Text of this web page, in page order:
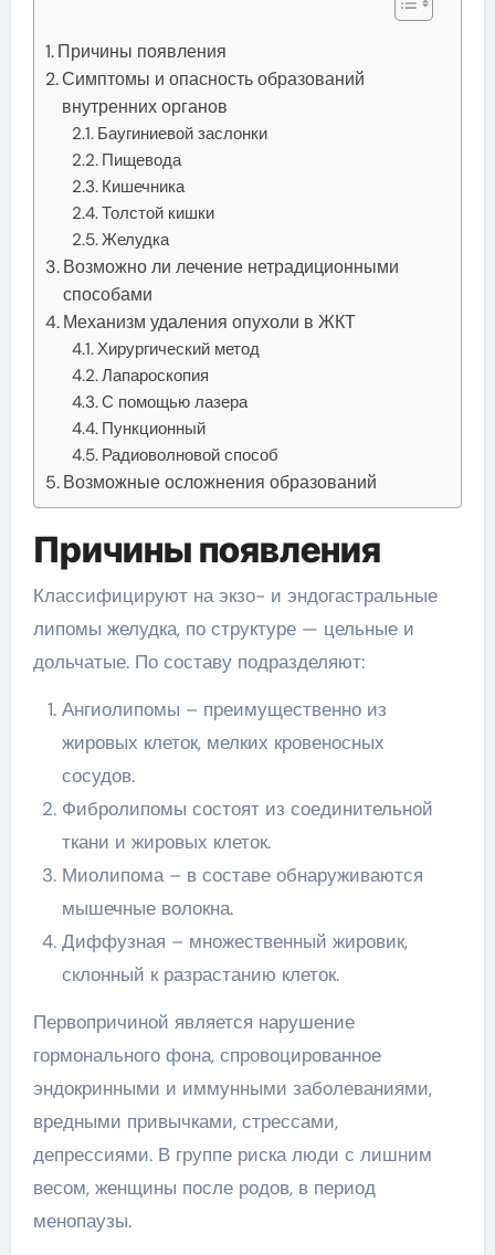
Причины появления
Симптомы и опасность образований
внутренних органов
Баугиниевой заслонки
Пищевода
Кишечника
Толстой кишки
Желудка
Возможно ли лечение нетрадиционными
способами
Механизм удаления опухоли в ЖКТ
Хирургический метод
Лапароскопия
С помощью лазера
Пункционный
Радиоволновой способ
Возможные осложнения образований
Причины появления
Классифицируют на экзо- и эндогастральные
липомы желудка, по структуре — цельные и
дольчатые. По составу подразделяют:
Ангиолипомы – преимущественно из
жировых клеток, мелких кровеносных
сосудов.
Фибролипомы состоят из соединительной
ткани и жировых клеток.
Миолипома – в составе обнаруживаются
мышечные волокна.
Диффузная – множественный жировик,
склонный к разрастанию клеток.
Первопричиной является нарушение
гормонального фона, спровоцированное
эндокринными и иммунными заболеваниями,
вредными привычками, стрессами,
депрессиями. В группе риска люди с лишним
весом, женщины после родов, в период
менопаузы.